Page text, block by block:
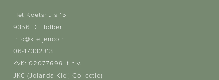
Het Koetshuis 15
9356 DL Tolbert
info@kleijenco.nl
06-17332813
KvK: 02077699, t.n.v.
JKC (Jolanda Kleij Collectie)